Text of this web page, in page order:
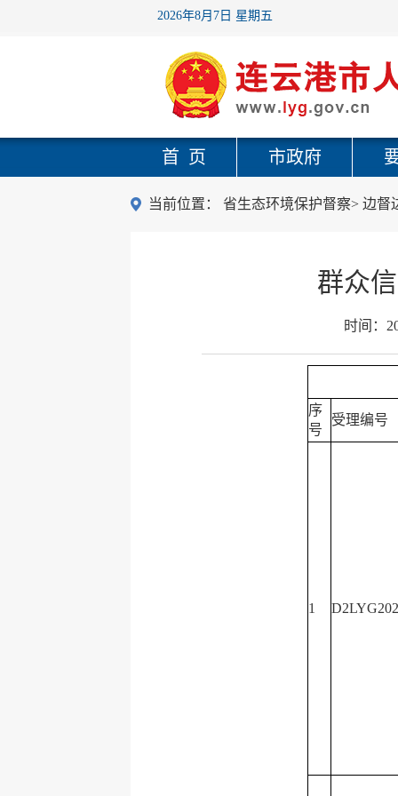
2026年8月7日 星期五
首 页 市政府
当前位置： 省生态环境保护督察> 边督
群众
时间：
序
号
受理编号
1